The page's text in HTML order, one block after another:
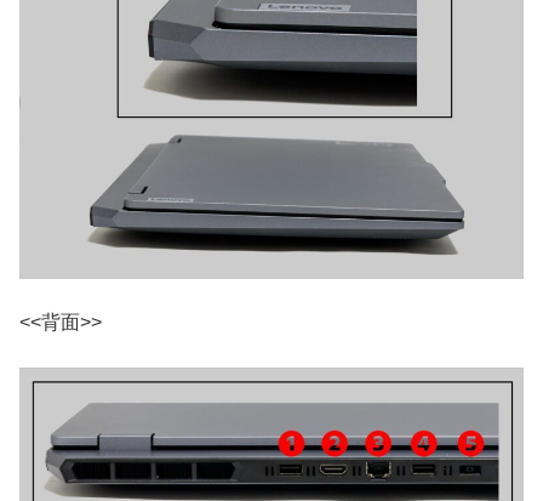
<<背面>>